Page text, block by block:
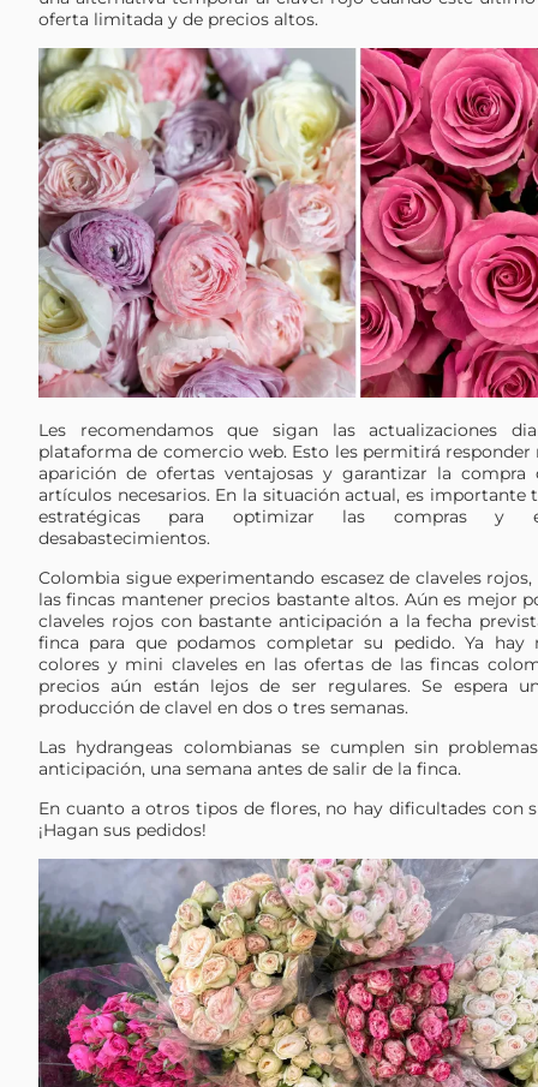
oferta limitada y de precios altos.
Les recomendamos que sigan las actualizaciones
plataforma de comercio web. Esto les permitirá responder
aparición de ofertas ventajosas y garantizar la compra
artículos necesarios. En la situación actual, es importante
estratégicas para optimizar las compras y
desabastecimientos.
Colombia sigue experimentando escasez de claveles
las fincas mantener precios bastante altos. Aún es mejor
claveles rojos con bastante anticipación a la fecha
finca para que podamos completar su pedido. Ya hay
colores y mini claveles en las ofertas de las fincas
precios aún están lejos de ser regulares. Se espera
producción de clavel en dos o tres semanas.
Las hydrangeas colombianas se cumplen sin
anticipación, una semana antes de salir de la finca.
En cuanto a otros tipos de flores, no hay dificultades con
¡Hagan sus pedidos!